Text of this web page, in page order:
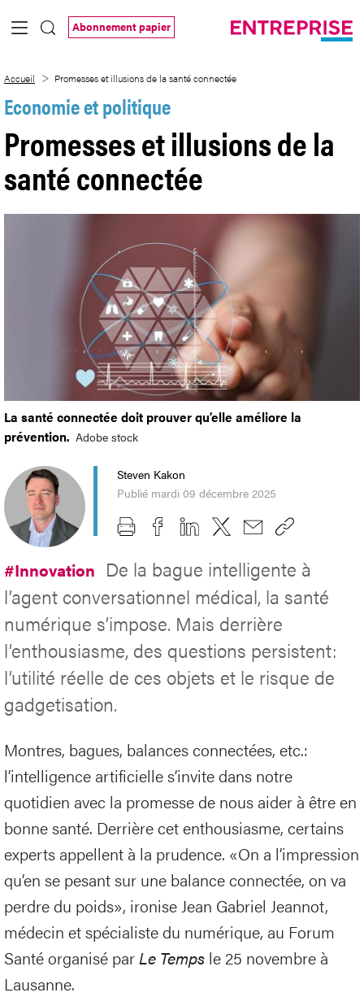
Saut au contenu principal
Abonnement papier
Accueil Promesses et illusions de la santé connectée
Economie et politique
Promesses et illusions de la
santé connectée
La santé connectée doit prouver qu’elle améliore la
prévention. Adobe stock
Steven Kakon
Publié mardi 09 décembre 2025
#Innovation De la bague intelligente à
l’agent conversationnel médical, la santé
numérique s’impose. Mais derrière
l’enthousiasme, des questions persistent:
l’utilité réelle de ces objets et le risque de
gadgetisation.
Montres, bagues, balances connectées, etc.:
l’intelligence artificielle s’invite dans notre
quotidien avec la promesse de nous aider à être en
bonne santé. Derrière cet enthousiasme, certains
experts appellent à la prudence. «On a l’impression
qu’en se pesant sur une balance connectée, on va
perdre du poids», ironise Jean Gabriel Jeannot,
médecin et spécialiste du numérique, au Forum
Santé organisé parLe Temps le 25 novembre à
Lausanne.